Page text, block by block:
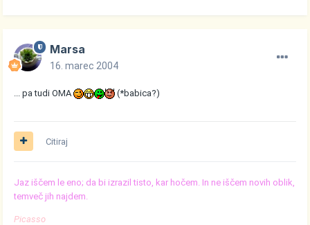
Marsa
16. marec 2004
... pa tudi OMA (*babica?)
Citiraj
Jaz iščem le eno; da bi izrazil tisto, kar hočem. In ne iščem novih oblik,
temveč jih najdem.
Picasso